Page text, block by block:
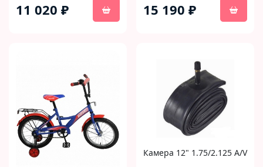
11 020 ₽ 15 190 ₽
Камера 12" 1.75/2.125 A/V